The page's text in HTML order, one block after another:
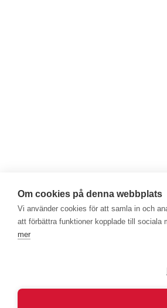
Om cookies på denna webbplats
Vi använder cookies för att samla in och
att förbättra funktioner kopplade till sociala
mer